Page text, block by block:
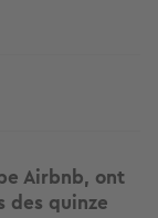
Airbnb, ont
des quinze